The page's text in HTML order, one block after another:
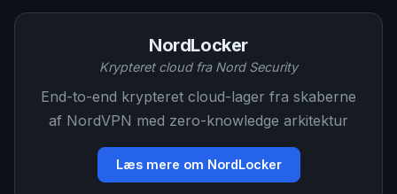
NordLocker
Krypteret cloud fra Nord Security
End-to-end krypteret cloud-lager fra skaberne
af NordVPN med zero-knowledge arkitektur
Læs mere om NordLocker